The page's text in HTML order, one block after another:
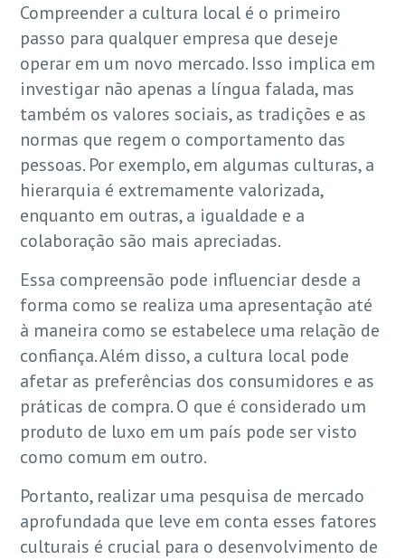
Compreender a cultura local é o primeiro
passo para qualquer empresa que deseje
operar em um novo mercado. Isso implica em
investigar não apenas a língua falada, mas
também os valores sociais, as tradições e as
normas que regem o comportamento das
pessoas. Por exemplo, em algumas culturas, a
hierarquia é extremamente valorizada,
enquanto em outras, a igualdade e a
colaboração são mais apreciadas.
Essa compreensão pode influenciar desde a
forma como se realiza uma apresentação até
à maneira como se estabelece uma relação de
confiança. Além disso, a cultura local pode
afetar as preferências dos consumidores e as
práticas de compra. O que é considerado um
produto de luxo em um país pode ser visto
como comum em outro.
Portanto, realizar uma pesquisa de mercado
aprofundada que leve em conta esses fatores
culturais é crucial para o desenvolvimento de